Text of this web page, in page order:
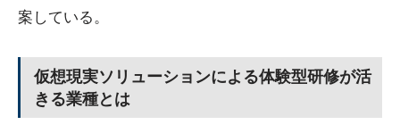
案している。
仮想現実ソリューションによる体験型研修が活
きる業種とは